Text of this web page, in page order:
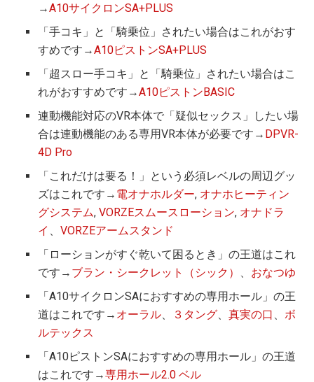
→A10サイクロンSA+PLUS
「手コキ」と「騎乗位」されたい場合はこれがおす
すめです→A10ピストンSA+PLUS
「超スロー手コキ」と「騎乗位」されたい場合はこ
れがおすすめです→A10ピストンBASIC
連動機能対応のVR本体で「疑似セックス」したい場
合は連動機能のある専用VR本体が必要です→ DPVR-
4D Pro
「これだけは要る！」という必須レベルの周辺グッ
ズはこれです→ 電オナホルダー, オナホヒーティン
グシステム,VORZEスムースローション, オナドラ
イ
、VORZEアームスタンド
「ローションがすぐ乾いて困るとき」の王道はこれ
です→ ブラン・シークレット（シック）
おなつゆ
「A10サイクロンSAにおすすめの専用ホール」の王
道はこれです→ オーラル ３タング 、真実の口
ボ
ルテックス
「A10ピストンSAにおすすめの専用ホール」の王道
はこれです→専用ホール2.0 ベル